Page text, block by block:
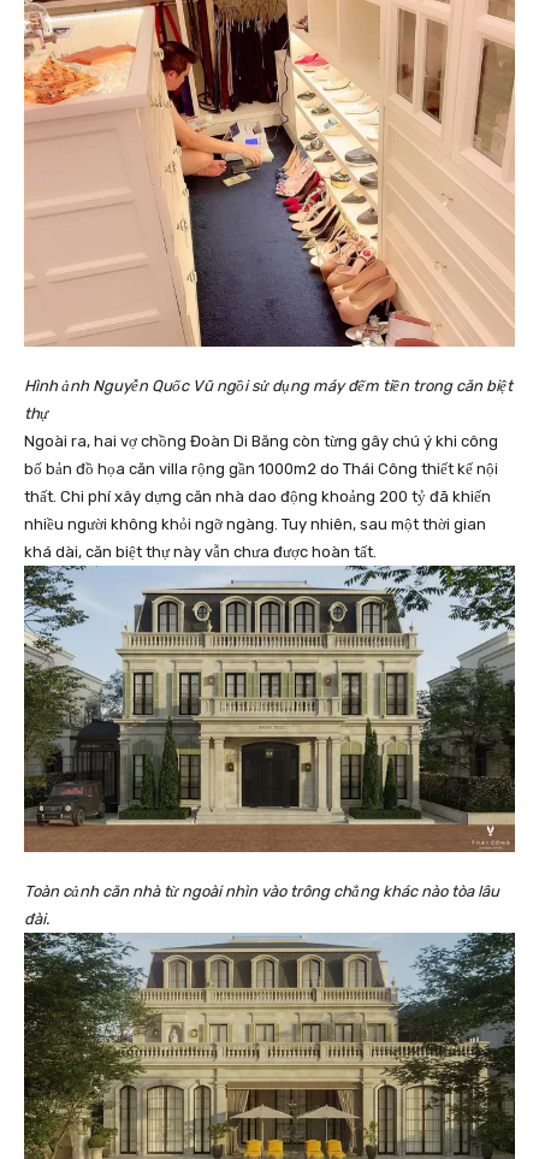
Hình ảnh Nguyễn Quốc Vũ ngồi sử dụng máy đếm tiền trong căn biệt
thự
Ngoài ra, hai vợ chồng Đoàn Di Băng còn từng gây chú ý khi công
bố bản đồ họa căn villa rộng gần 1000m2 do Thái Công thiết kế nội
thất. Chi phí xây dựng căn nhà dao động khoảng 200 tỷ đã khiến
nhiều người không khỏi ngỡ ngàng. Tuy nhiên, sau một thời gian
khá dài, căn biệt thự này vẫn chưa được hoàn tất.
Toàn cảnh căn nhà từ ngoài nhìn vào trông chẳng khác nào tòa lâu
đài.